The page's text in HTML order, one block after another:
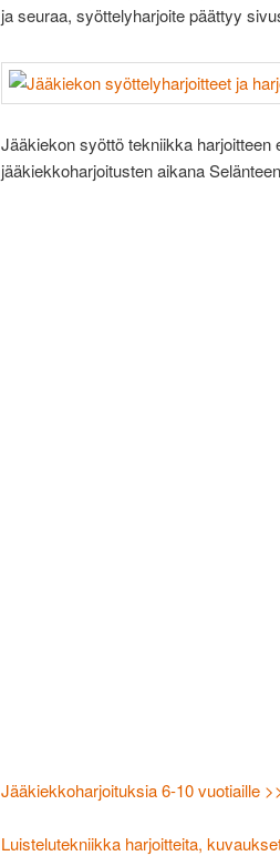
ja seuraa, syöttelyharjoite päättyy
Jääkiekon syöttö tekniikka harjoitteen
jääkiekkoharjoitusten aikana
Jääkiekkoharjoituksia 6-10 vuotiaille
Luistelutekniikka harjoitteita,